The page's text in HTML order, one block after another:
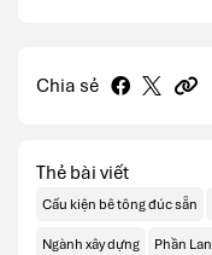
Chia sẻ
Thẻ bài viết
Cấu kiện bê tông đúc sẵn
Ngành xây dựng Phần Lan